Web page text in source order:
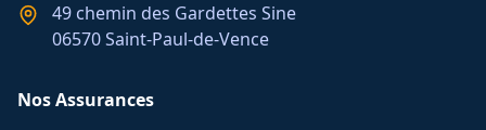
49 chemin des Gardettes Sine
06570 Saint-Paul-de-Vence
Nos Assurances